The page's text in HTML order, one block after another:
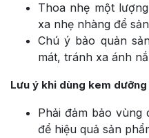
Thoa nhẹ một
xa nhẹ nhàng để
Chú ý bảo quản
mát, tránh xa ánh
Lưu ý khi dùng kem
Phải đảm bảo vùng
để hiệu quả sản